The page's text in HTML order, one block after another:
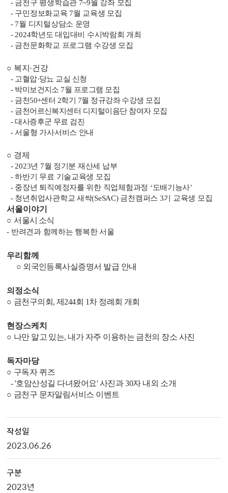
- 금천구 평생학습관 7~9월 강좌 모집
- 구민정보화교육 7월 교육생 모집
- 7월 디지털상담소 운영
- 2024학년도 대입대비 수시박람회 개최
- 금천문화학교 프로그램 수강생 모집
○ 복지 ·건강
- 고혈압·당뇨 교실 신청
- 박미보건지소 7월 프로그램 모집
- 금천50+센터 2학기 7월 정규강좌 수강생 모집
- 금천어르신복지센터 디지털이음단 참여자 모집
- 대사증후군 무료 검진
-서울형 가사서비스 안내
○ 경제
- 2023년 7월 정기분 재산세 납부
-하반기 무료 기술교육생 모집
- 중장년 퇴직예정자를 위한 직업체험과정 ‘도배기능사’
- 청년취업사관학교 새싹(SeSAC) 금천캠퍼스 3기 교육생 모집
서울이야기
○서울시 소식
- 반려견과 함께하는 행복한 서울
우리함께
○ 외국인등록사실증명서 발급 안내
의정소식
○ 금천구의회 , 제 244회 1차 정례회 개회
현장스케치
○ 나만 알고 있는, 내가 자주 이용하는 금천의 장소 사진
독자마당
○ 구독자 퀴즈
-'호암산성길 다녀왔어요' 사진과30자 내외 소개
○ 금천구 문자알림서비스 이벤트
작성일
2023.06.26
구분
2023년